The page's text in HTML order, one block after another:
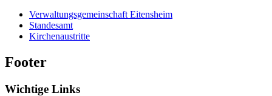
Verwaltungsgemeinschaft Eitensheim
Standesamt
Kirchenaustritte
Footer
Wichtige Links